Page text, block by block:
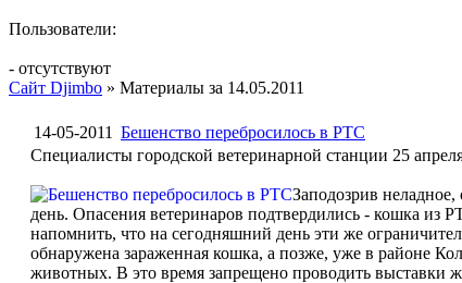
Пользователи:
- отсутствуют
Сайт Djimbo » Материалы за 14.05.2011
14-05-2011 Бешенство перебросилось в РТС
Специалисты городской ветеринарной станции 25
Заподозрив
день. Опасения ветеринаров подтвердились - кошка из
напомнить, что на сегодняшний день эти же
обнаружена зараженная кошка, а позже, уже в районе
животных. В это время запрещено проводить выставки